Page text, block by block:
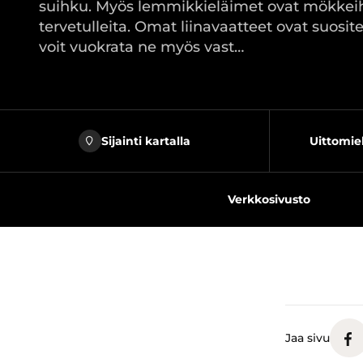
suihku. Myös lemmikkieläimet ovat
tervetulleita. Omat liinavaatteet ovat
voit vuokrata ne myös vast…
Sijainti kartalla
Verkkosivusto
Jaa sivu